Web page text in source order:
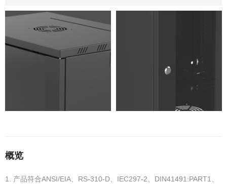
概览
1. 产品符合ANSI/EIA、RS-310-D、IEC297-2、DIN41491:PART1、